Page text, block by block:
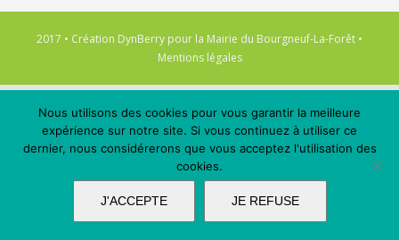
2017 • Création DynBerry pour la Mairie du Bourgneuf-La-Forêt •
Mentions légales
Nous utilisons des cookies pour vous garantir la meilleure
expérience sur notre site. Si vous continuez à utiliser ce
dernier, nous considérerons que vous acceptez l'utilisation des
cookies.
J'ACCEPTE JE REFUSE